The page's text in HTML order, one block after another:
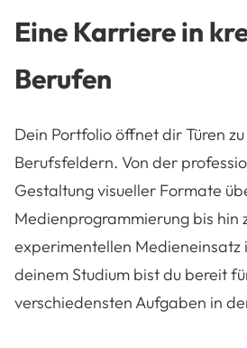
Eine Karriere in
Berufen
Dein Portfolio öffnet dir Türen
Berufsfeldern. Von der
Gestaltung visueller Formate
Medienprogrammierung bis hin
experimentellen Medieneinsatz
deinem Studium bist du bereit
verschiedensten Aufgaben in